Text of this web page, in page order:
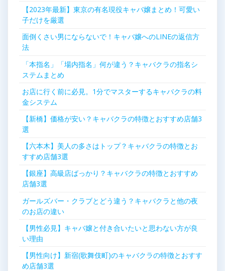
ョ
ン
【2023年最新】東京の有名現役キャバ嬢まとめ！可愛い
子だけを厳選
面倒くさい男にならないで！キャバ嬢へのLINEの返信方
法
「本指名」「場内指名」何が違う？キャバクラの指名シ
ステムまとめ
お店に行く前に必見。1分でマスターするキャバクラの料
金システム
【新橋】価格が安い？キャバクラの特徴とおすすめ店舗3
選
【六本木】美人の多さはトップ？キャバクラの特徴とお
すすめ店舗3選
【銀座】高級店ばっかり？キャバクラの特徴とおすすめ
店舗3選
ガールズバー・クラブとどう違う？キャバクラと他の夜
のお店の違い
【男性必見】キャバ嬢と付き合いたいと思わない方が良
い理由
【男性向け】新宿(歌舞伎町)のキャバクラの特徴とおすす
め店舗3選